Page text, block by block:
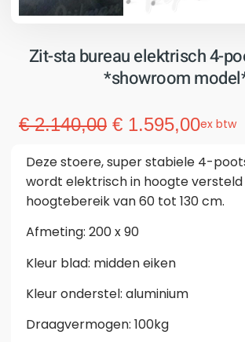
Zit-sta bureau elektrisch 4-
*showroom
€2.140,00 € 1.595,00ex btw
Deze stoere, super stabiele 4-
wordt elektrisch in hoogte
hoogtebereik van 60 tot 130 cm.
Afmeting: 200 x 90
Kleur blad: midden eiken
Kleur onderstel: aluminium
Draagvermogen: 100kg